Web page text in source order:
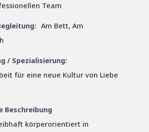
Team
Am Bett, Am
/ Spezialisierung:
für eine neue Kultur von Liebe
Beschreibung
körperorientiert in